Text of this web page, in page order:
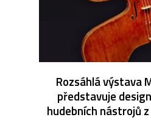
Rozsáhlá výstava
představuje
hudebních nástrojů